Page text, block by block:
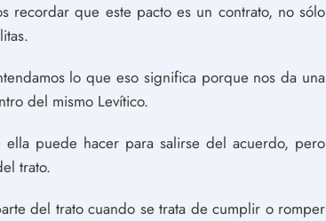
recordar que este pacto es un contrato, no sólo
lo que eso significa porque nos da una
del mismo Levítico.
puede hacer para salirse del acuerdo, pero
trato.
del trato cuando se trata de cumplir o romper